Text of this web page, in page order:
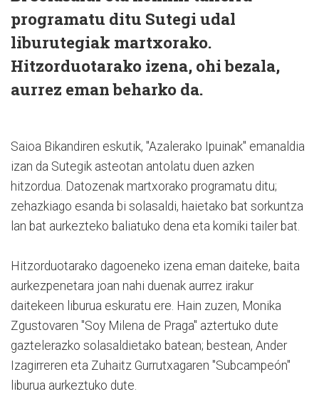
programatu ditu Sutegi udal
liburutegiak martxorako.
Hitzorduotarako izena, ohi bezala,
aurrez eman beharko da.
Saioa Bikandiren eskutik, "Azalerako Ipuinak" emanaldia
izan da Sutegik asteotan antolatu duen azken
hitzordua. Datozenak martxorako programatu ditu;
zehazkiago esanda bi solasaldi, haietako bat sorkuntza
lan bat aurkezteko baliatuko dena eta komiki tailer bat.
Hitzorduotarako dagoeneko izena eman daiteke, baita
aurkezpenetara joan nahi duenak aurrez irakur
daitekeen liburua eskuratu ere. Hain zuzen, Monika
Zgustovaren "Soy Milena de Praga" aztertuko dute
gaztelerazko solasaldietako batean; bestean, Ander
Izagirreren eta Zuhaitz Gurrutxagaren "Subcampeón"
liburua aurkeztuko dute.